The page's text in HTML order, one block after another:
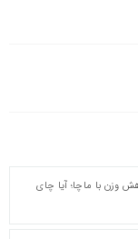
وزن با ماچا؛ آیا چای